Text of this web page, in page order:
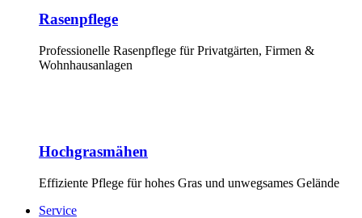
Rasenpflege
Professionelle Rasenpflege für Privatgärten, Firmen &
Wohnhausanlagen
Hochgrasmähen
Effiziente Pflege für hohes Gras und unwegsames Gelände
Service